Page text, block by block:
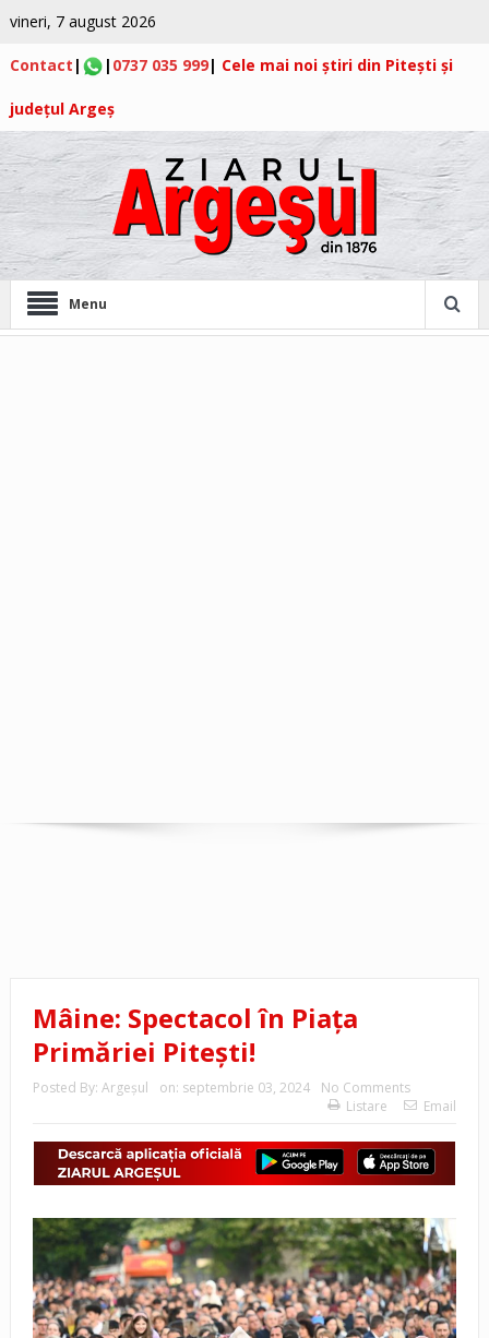
vineri, 7 august 2026
Contact | | 0737 035 999| Cele mai noi știri din Pitești și
județul Argeș
Menu
Mâine: Spectacol în Piața
Primăriei Pitești!
Posted By: Argeşul on: septembrie 03, 2024
No Comments
Listare
Email